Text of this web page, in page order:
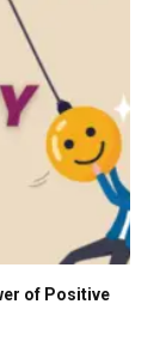
of Positive